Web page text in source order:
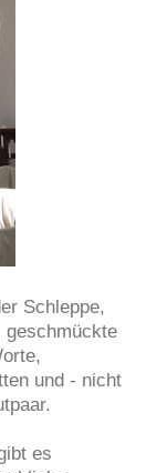
Schleppe,
geschmückte
und - nicht
es